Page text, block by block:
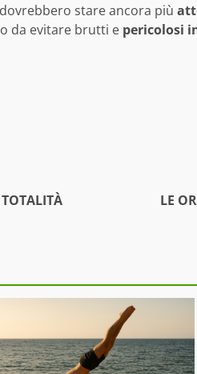
stare ancora più
da evitare brutti e pericolosi
LE